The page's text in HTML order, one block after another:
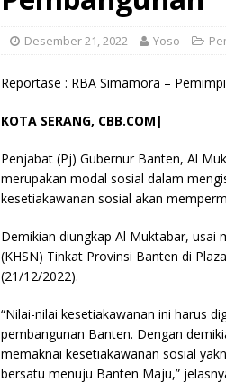
Desember 21, 2022 Yoso
Reportase : RBA Simamora –
KOTA SERANG, CBB.COM|
Penjabat (Pj) Gubernur Banten, Al
merupakan modal sosial dalam
kesetiakawanan sosial akan
Demikian diungkap Al Muktabar, usai
(KHSN) Tinkat Provinsi Banten di
(21/12/2022).
“Nilai-nilai kesetiakawanan ini harus
pembangunan Banten. Dengan
memaknai kesetiakawanan sosial
bersatu menuju Banten Maju,”